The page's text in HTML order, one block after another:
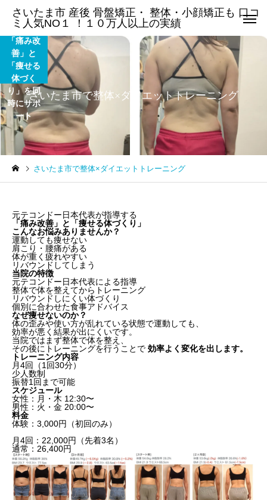
さいたま市 産後 骨盤矯正・ 整体・小顔矯正も 口コ
ミ人気NO１ ！１０万人以上の実績
さいたま市で整体×ダイエットトレーニング
で終わら
ない｜
「痛み改
善」と
「痩せる
体づく
り」を同
時にサポ
ート
さいたま市で整体×ダイエットトレーニング
元テコンドー日本代表が指導する
「痛み改善」と「痩せる体づくり」
こんなお悩みありませんか？
運動しても痩せない
肩こり・腰痛がある
体が重く疲れやすい
リバウンドしてしまう
当院の特徴
元テコンドー日本代表による指導
整体で体を整えてからトレーニング
リバウンドしにくい体づくり
個別に合わせた食事アドバイス
なぜ痩せないのか？
体の歪みや使い方が乱れている状態で運動しても、
効率が悪く結果が出にくいです。
当院ではまず整体で体を整え、
その後にトレーニングを行うことで 効率よく変化を出します。
トレーニング内容
月4回（1回30分）
少人数制
振替1回まで可能
スケジュール
女性：月・木 12:30〜
男性：火・金 20:00〜
料金
体験：3,000円（初回のみ）
月4回：22,000円（先着3名）
通常：26,400円